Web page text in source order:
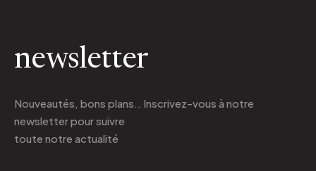
newsletter
Nouveautés, bons plans.. Inscrivez-vous à notre
newsletterpour suivre
toute notre actualité